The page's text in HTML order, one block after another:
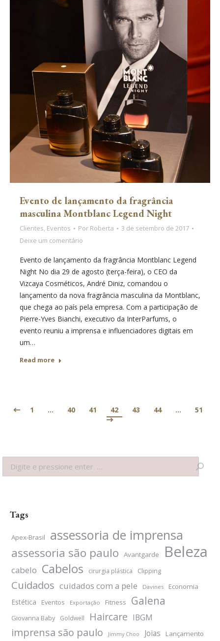
Evento de lançamento da fragrância
masculina Montblanc Legend Night
Clientes, Eventos Por Roberta
3 de setembro de 2017
Deixe um comentário
Evento de lançamento da fragrância Montblanc Legend
Night No dia 29 de agosto (terça-feira), o CEO da
Vizcaya Cosméticos, André Diniz, comandou o
lançamento da nova fragrância masculina da Montblanc,
que chega ao país pela empresa. Com a participação de
Pierre-Yves Bianchi, executivo da InterParfums, o
evento reuniu a imprensa e influenciadores digitais em
um…
Read more
1 … 40 41 42 43 44 … 51
Search:
Tags
Apex-Brasil assessoria de imprensa
assessoria são paulo Avantgarde Beleza
cabelo Cabelos cirurgia plástica Clipping
Cuidados cuidados com a pele Davines Economia
Estética Eventos Exportação Fitness Galena
Giovanna Baby Goldwell Haircare IBGM
imprensa são paulo Jimmy Choo Joias Lançamento